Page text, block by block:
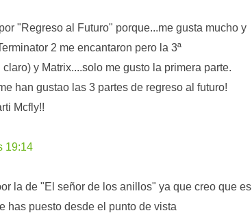
"Regreso al Futuro" porque...me gusta mucho y
2 me encantaron pero la 3ª
y Matrix....solo me gusto la primera parte.
han gustao las 3 partes de regreso al futuro!
Mcfly!!
19:14
la de "El señor de los anillos" ya que creo que es
has puesto desde el punto de vista